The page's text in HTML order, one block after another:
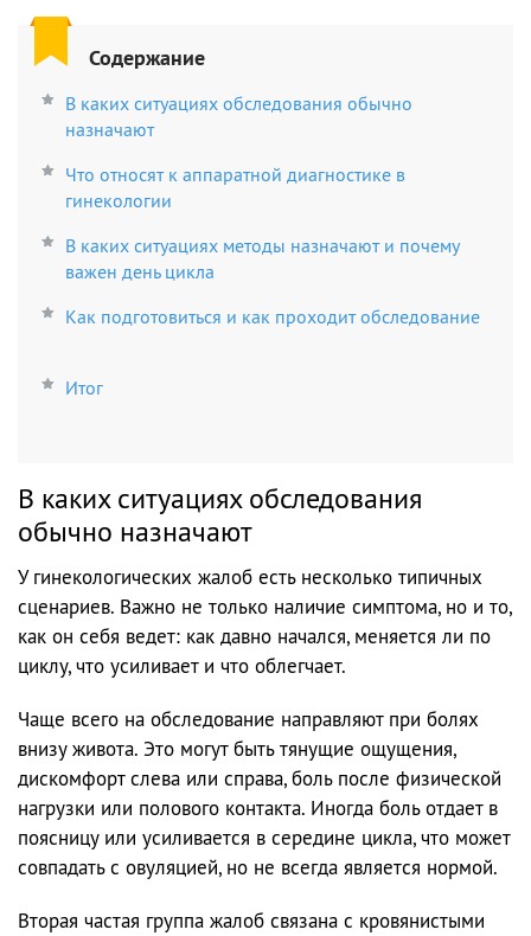
Содержание
В каких ситуациях обследования обычно
назначают
Что относят к аппаратной диагностике в
гинекологии
В каких ситуациях методы назначают и почему
важен день цикла
Как подготовиться и как проходит обследование
Итог
В каких ситуациях обследования
обычно назначают
У гинекологических жалоб есть несколько типичных
сценариев. Важно не только наличие симптома, но и то,
как он себя ведет: как давно начался, меняется ли по
циклу, что усиливает и что облегчает.
Чаще всего на обследование направляют при болях
внизу живота. Это могут быть тянущие ощущения,
дискомфорт слева или справа, боль после физической
нагрузки или полового контакта. Иногда боль отдает в
поясницу или усиливается в середине цикла, что может
совпадать с овуляцией, но не всегда является нормой.
Вторая частая группа жалоб связана с кровянистыми